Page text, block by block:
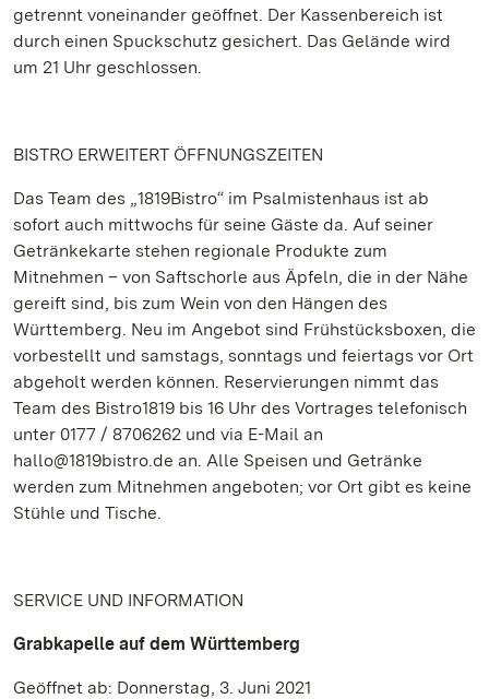
getrennt voneinander geöffnet. Der Kassenbereich ist
durch einen Spuckschutz gesichert. Das Gelände wird
um 21 Uhr geschlossen.
BISTRO ERWEITERT ÖFFNUNGSZEITEN
Das Team des „1819Bistro“ im Psalmistenhaus ist ab
sofort auch mittwochs für seine Gäste da. Auf seiner
Getränkekarte stehen regionale Produkte zum
Mitnehmen – von Saftschorle aus Äpfeln, die in der Nähe
gereift sind, bis zum Wein von den Hängen des
Württemberg. Neu im Angebot sind Frühstücksboxen, die
vorbestellt und samstags, sonntags und feiertags vor Ort
abgeholt werden können. Reservierungen nimmt das
Team des Bistro1819 bis 16 Uhr des Vortrages telefonisch
unter 0177 / 8706262 und via E-Mail an
hallo@1819bistro.de an. Alle Speisen und Getränke
werden zum Mitnehmen angeboten; vor Ort gibt es keine
Stühle und Tische.
SERVICE UND INFORMATION
Grabkapelle auf dem Württemberg
Geöffnet ab: Donnerstag, 3. Juni 2021